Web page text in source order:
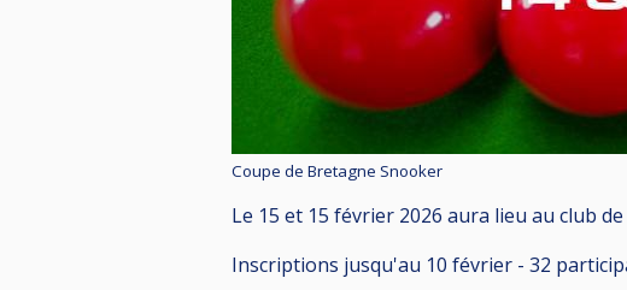
Coupe de Bretagne Snooker
Le 15 et 15 février 2026 aura lieu au club
Inscriptions jusqu'au 10 février - 32